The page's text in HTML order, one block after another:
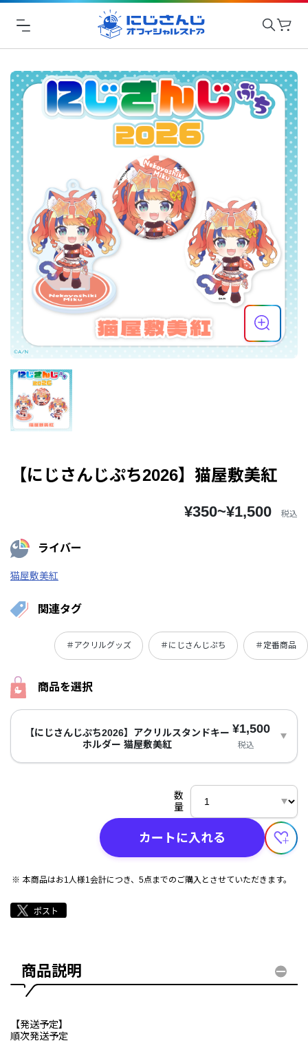
【にじさんじぷち2026】猫屋敷美紅
¥350~¥1,500 税込
ライバー
猫屋敷美紅
関連タグ
＃アクリルグッズ ＃にじさんじぷち ＃定番商品
商品を選択
【にじさんじぷち2026】アクリルスタンドキー
ホルダー 猫屋敷美紅
¥1,500
税込
数
量
カートに入れる
本商品はお1人様1会計につき、5点までのご購入とさせていただきます。
商品説明
【発送予定】
順次発送予定